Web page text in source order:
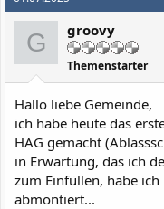
G groovy
Themenstarter
Hallo liebe Gemeinde,
ich habe heute das
HAG gemacht
in Erwartung, das ich
zum Einfüllen, habe
abmontiert...